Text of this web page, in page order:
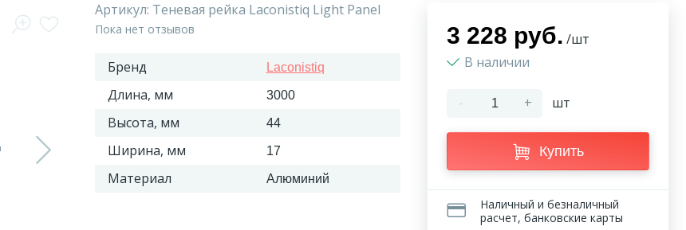
Артикул: Теневая рейка Laconistiq Light Panel
Пока нет отзывов
Бренд Laconistiq
Длина, мм 3000
Высота, мм 44
Ширина, мм 17
Материал Алюминий
3 228 руб. /шт
В наличии
- + шт
Купить
Наличный и безналичный
расчет, банковские карты